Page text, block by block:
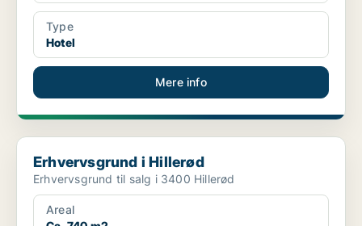
Type
Hotel
Mere info
Erhvervsgrund i Hillerød
Erhvervsgrund i Hillerød
Erhvervsgrund til salg i 3400 Hillerød
Areal